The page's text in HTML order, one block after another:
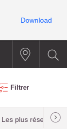
Filtrer
Les plus réservés
Download